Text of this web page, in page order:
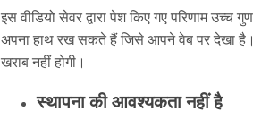
इस वीडियो सेवर द्वारा पेश किए गए परिणाम उच्च
अपना हाथ रख सकते हैं जिसे आपने वेब पर देखा है।
खराब नहीं होगी।
स्थापना की आवश्यकता नहीं है